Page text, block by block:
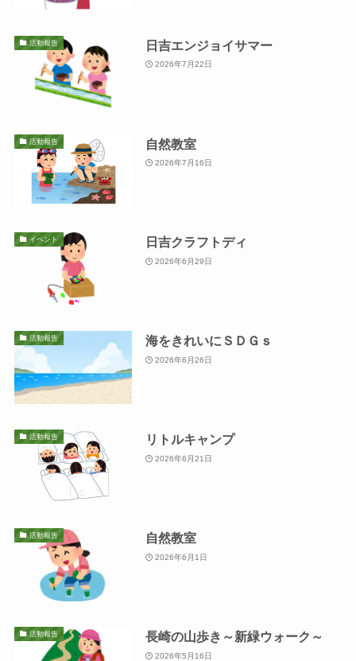
活動報告 日吉エンジョイサマー
2026年7月22日
活動報告 自然教室
2026年7月16日
イベント 日吉クラフトディ
2026年6月29日
活動報告 海をきれいにＳＤＧｓ
2026年6月26日
活動報告 リトルキャンプ
2026年6月21日
活動報告 自然教室
2026年6月1日
活動報告 長崎の山歩き～新緑ウォーク～
2026年5月16日